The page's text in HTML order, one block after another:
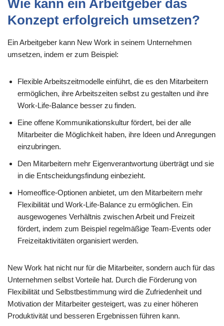
Wie kann ein Arbeitgeber das
Konzept erfolgreich umsetzen?
Ein Arbeitgeber kann New Work in seinem Unternehmen
umsetzen, indem er zum Beispiel:
Flexible Arbeitszeitmodelle einführt, die es den Mitarbeitern
ermöglichen, ihre Arbeitszeiten selbst zu gestalten und ihre
Work-Life-Balance besser zu finden.
Eine offene Kommunikationskultur fördert, bei der alle
Mitarbeiter die Möglichkeit haben, ihre Ideen und Anregungen
einzubringen.
Den Mitarbeitern mehr Eigenverantwortung überträgt und sie
in die Entscheidungsfindung einbezieht.
Homeoffice-Optionen anbietet, um den Mitarbeitern mehr
Flexibilität und Work-Life-Balance zu ermöglichen. Ein
ausgewogenes Verhältnis zwischen Arbeit und Freizeit
fördert, indem zum Beispiel regelmäßige Team-Events oder
Freizeitaktivitäten organisiert werden.
New Work hat nicht nur für die Mitarbeiter, sondern auch für das
Unternehmen selbst Vorteile hat. Durch die Förderung von
Flexibilität und Selbstbestimmung wird die Zufriedenheit und
Motivation der Mitarbeiter gesteigert, was zu einer höheren
Produktivität und besseren Ergebnissen führen kann.